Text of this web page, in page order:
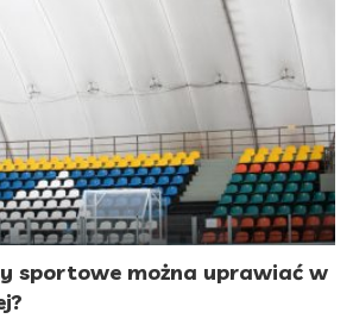
sportowe można uprawiać w